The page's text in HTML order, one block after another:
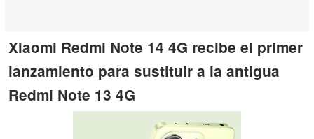
Xiaomi Redmi Note 14 4G recibe el primer
lanzamiento para sustituir a la antigua
Redmi Note 13 4G